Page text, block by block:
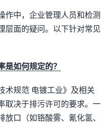
作中，企业管理人员和检测
层面的疑问。以下针对常见
是如何规定的？
术规范 电镀工业》及相关
取决于排污许可的要求。一
口（如铬酸雾、氰化氢、